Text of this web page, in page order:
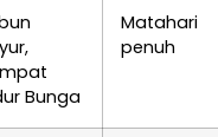
Bunga
Matahari
penuh